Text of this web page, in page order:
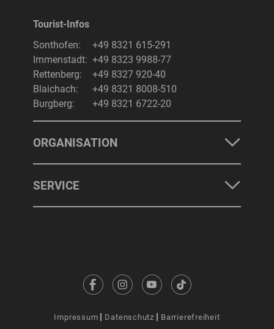
Tourist-Infos
Sonthofen:
+49 8321 615-291
Immenstadt: +49 8323 9988-77
Rettenberg:
+49 8327 920-40
Blaichach:
+49 8321 8008-510
Burgberg:
+49 8321 6722-20
ORGANISATION
SERVICE
Impressum Datenschutz Barrierefreiheit